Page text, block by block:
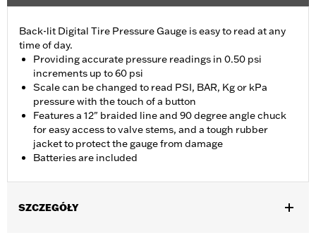
Back-lit Digital Tire Pressure Gauge is easy to read at any
time of day.
Providing accurate pressure readings in 0.50 psi
increments up to 60 psi
Scale can be changed to read PSI, BAR, Kg or kPa
pressure with the touch of a button
Features a 12" braided line and 90 degree angle chuck
for easy access to valve stems, and a tough rubber
jacket to protect the gauge from damage
Batteries are included
SZCZEGÓŁY